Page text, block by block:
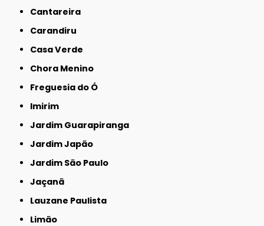
Cantareira
Carandiru
Casa Verde
Chora Menino
Freguesia do Ó
Imirim
Jardim Guarapiranga
Jardim Japão
Jardim São Paulo
Jaçanã
Lauzane Paulista
Limão